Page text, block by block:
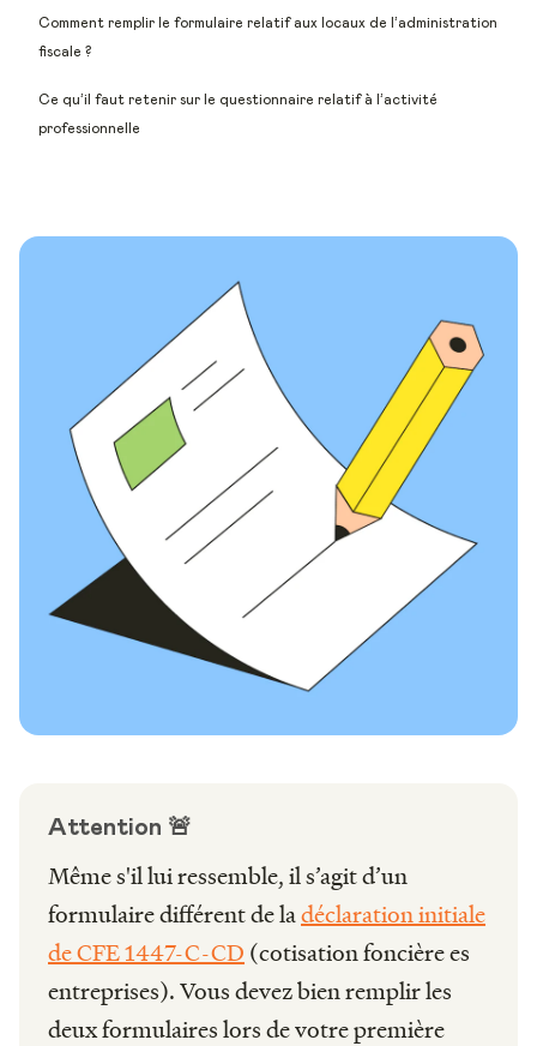
Comment remplir le formulaire relatif aux locaux de l’administration
fiscale ?
Ce qu’il faut retenir sur le questionnaire relatif à l’activité
professionnelle
Attention 🚨
Même s'il lui ressemble, il s’agit d’un
formulaire différent de ladéclaration initiale
de CFE 1447-C-CD (cotisation foncière es
entreprises). Vous devez bien remplir les
deux formulaires lors de votre première